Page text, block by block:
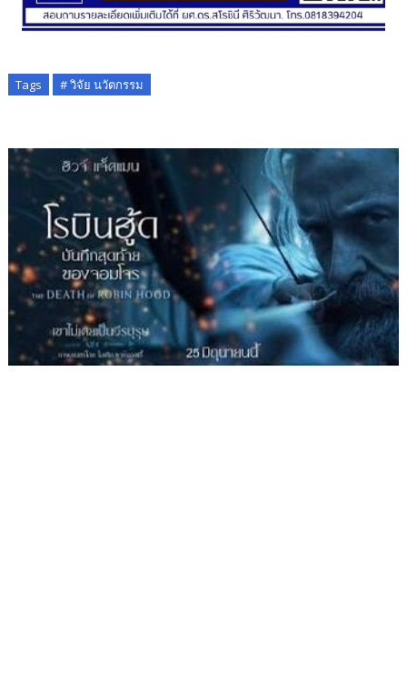
Tags # วิจัย นวัตกรรม